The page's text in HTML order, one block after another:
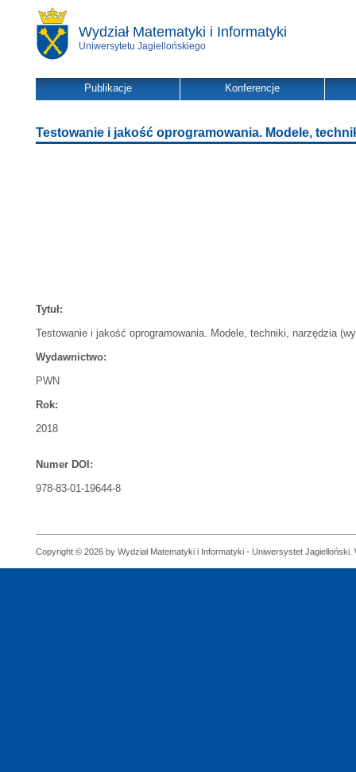
Wydział Matematyki i Informatyki
Uniwersytetu Jagiellońskiego
Publikacje Konferencje
Testowanie i jakość oprogramowania. Modele,
Tytuł:
Testowanie i jakość oprogramowania. Modele, techniki, narzędzia
Wydawnictwo:
PWN
Rok:
2018
Numer DOI:
978-83-01-19644-8
Copyright © 2026 by Wydział Matematyki i Informatyki - Uniwersystet